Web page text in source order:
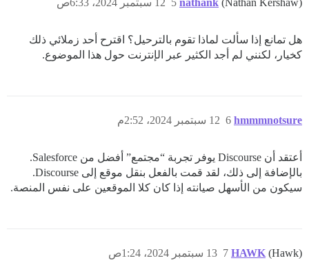
هل تمانع إذا سألت لماذا تقوم بالترحيل؟ اقترح أحد زملائي ذلك
كخيار، لكنني لم أجد الكثير عبر الإنترنت حول هذا الموضوع.
hmmmnotsure 12 سبتمبر 2024، 2:52م 6
أعتقد أن Discourse يوفر تجربة “مجتمع” أفضل من Salesforce.
بالإضافة إلى ذلك، لقد قمت بالفعل بنقل موقع إلى Discourse.
سيكون من الأسهل صيانته إذا كان كلا الموقعين على نفس المنصة.
HAWK (Hawk) 13 سبتمبر 2024، 1:24ص 7